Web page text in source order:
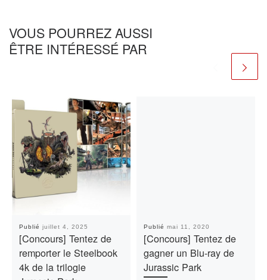
VOUS POURREZ AUSSI
ÊTRE INTÉRESSÉ PAR
Publié juillet 4, 2025
[Concours] Tentez de
remporter le Steelbook
4k de la trilogie
Publié mai 11, 2020
[Concours] Tentez de
gagner un Blu-ray de
Jurassic Park